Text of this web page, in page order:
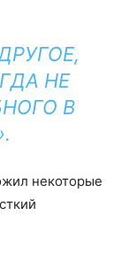
НЕ
В
некоторые